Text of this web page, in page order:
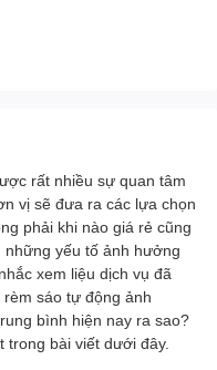
rất nhiều sự quan tâm
vị sẽ đưa ra các lựa chọn
phải khi nào giá rẻ cũng
yếu tố ảnh hưởng
xem liệu dịch vụ đã
sáo tự động ảnh
bình hiện nay ra sao?
trong bài viết dưới đây.